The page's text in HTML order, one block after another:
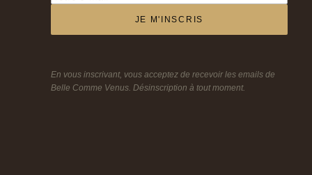
JE M'INSCRIS
En vous inscrivant, vous acceptez de recevoir les emails de
Belle Comme Venus. Désinscription à tout moment.